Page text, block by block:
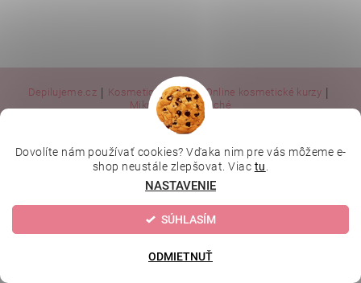
Depilujeme.cz | Kosmetická škola | Online kosmetické kurzy |
MikroArt | Ella Baché
2026 © Kozmetický obchod, všetky práva vyhradenéUpraviť nastavenie cookies
Vytvoril Shoptet
Dovolíte nám používať cookies? Vďaka nim pre vás môžeme e-
shop neustále zlepšovat. Viac tu
NASTAVENIE
ODMIETNUŤ
SÚHLASÍM